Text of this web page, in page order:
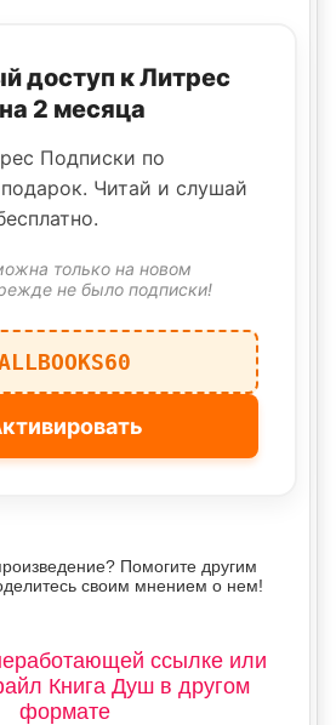
доступ к Литрес
2 месяца
Подписки по
Читай и слушай
только на новом
не было подписки!
Помогите другим
своим мнением о нем!
ссылке или
Книга Душ в другом
формате